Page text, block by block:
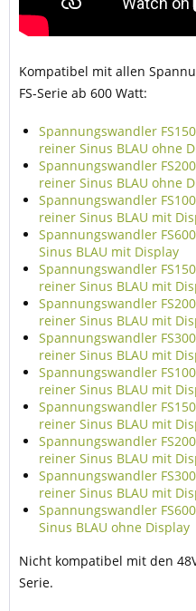
Kompatibel mit allen
FS-Serie ab 600 Watt:
Spannungswandler
reiner Sinus BLAU ohne
Spannungswandler
reiner Sinus BLAU ohne
Spannungswandler
reiner Sinus BLAU mit
Spannungswandler
Sinus BLAU mit Display
Spannungswandler
reiner Sinus BLAU mit
Spannungswandler
reiner Sinus BLAU mit
Spannungswandler
reiner Sinus BLAU mit
Spannungswandler
reiner Sinus BLAU mit
Spannungswandler
reiner Sinus BLAU mit
Spannungswandler
reiner Sinus BLAU mit
Spannungswandler
reiner Sinus BLAU mit
Spannungswandler
Sinus BLAU ohne Display
Nicht kompatibel mit den
Serie.